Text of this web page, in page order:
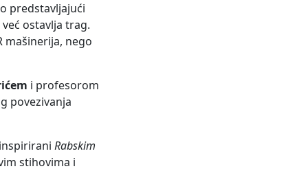
predstavljajući
ostavlja trag.
mašinerija, nego
i profesorom
povezivanja
Rabskim
stihovima i